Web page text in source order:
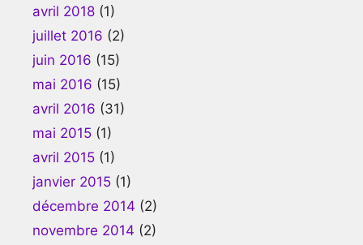
avril 2018 (1)
juillet 2016 (2)
juin 2016 (15)
mai 2016 (15)
avril 2016 (31)
mai 2015 (1)
avril 2015 (1)
janvier 2015 (1)
décembre 2014 (2)
novembre 2014 (2)